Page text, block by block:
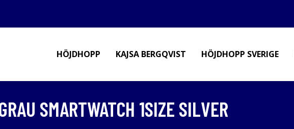
HÖJDHOPP KAJSA BERGQVIST HÖJDHOPP SVERIGE
SMARTWATCH 1SIZE SILVER